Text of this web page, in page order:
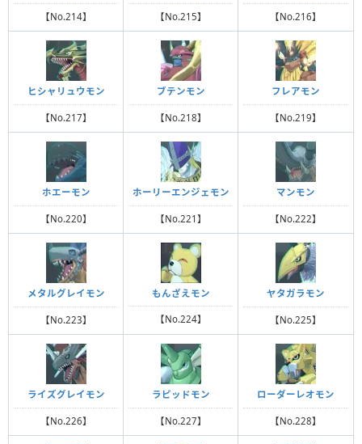
【No.214】 【No.215】 【No.216】
ヒシャリュウモン
【No.217】
ブテンモン
【No.218】
フレアモン
【No.219】
ホエーモン
【No.220】
ホーリーエンジェモン
【No.221】
マンモン
【No.222】
メタルグレイモン
【No.223】
もんざえモン
【No.224】
ヤタガラモン
【No.225】
ライズグレイモン
【No.226】
ラピッドモン
【No.227】
ローダーレオモン
【No.228】